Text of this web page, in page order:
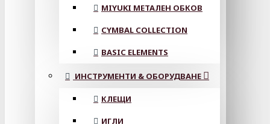
MIYUKI МЕТАЛЕН ОБКОВ
CYMBAL COLLECTION
BASIC ELEMENTS
ИНСТРУМЕНТИ & ОБОРУДВАНЕ
КЛЕЩИ
ИГЛИ